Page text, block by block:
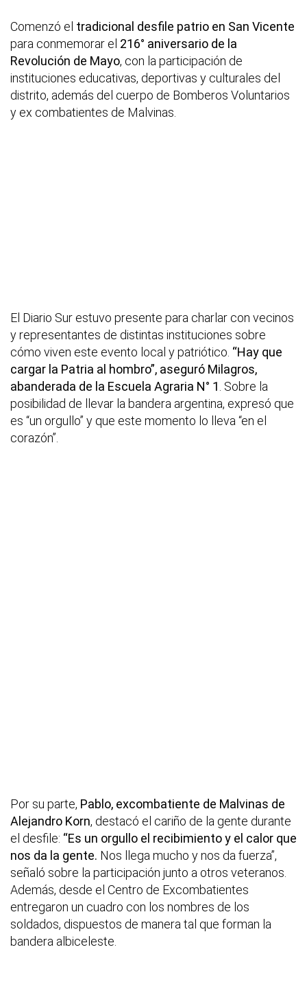
Comenzó el tradicional desfile patrio en San Vicente
para conmemorar el 216° aniversario de la
Revolución de Mayo, con la participación de
instituciones educativas, deportivas y culturales del
distrito, además del cuerpo de Bomberos Voluntarios
y ex combatientes de Malvinas.
El Diario Sur estuvo presente para charlar con vecinos
y representantes de distintas instituciones sobre
cómo viven este evento local y patriótico. “Hay que
cargar la Patria al hombro”, aseguró Milagros,
abanderada de la Escuela Agraria N° 1. Sobre la
posibilidad de llevar la bandera argentina, expresó que
es “un orgullo” y que este momento lo lleva “en el
corazón”.
Por su parte, Pablo, excombatiente de Malvinas de
Alejandro Korn, destacó el cariño de la gente durante
el desfile: “Es un orgullo el recibimiento y el calor que
nos da la gente. Nos llega mucho y nos da fuerza”,
señaló sobre la participación junto a otros veteranos.
Además, desde el Centro de Excombatientes
entregaron un cuadro con los nombres de los
soldados, dispuestos de manera tal que forman la
bandera albiceleste.